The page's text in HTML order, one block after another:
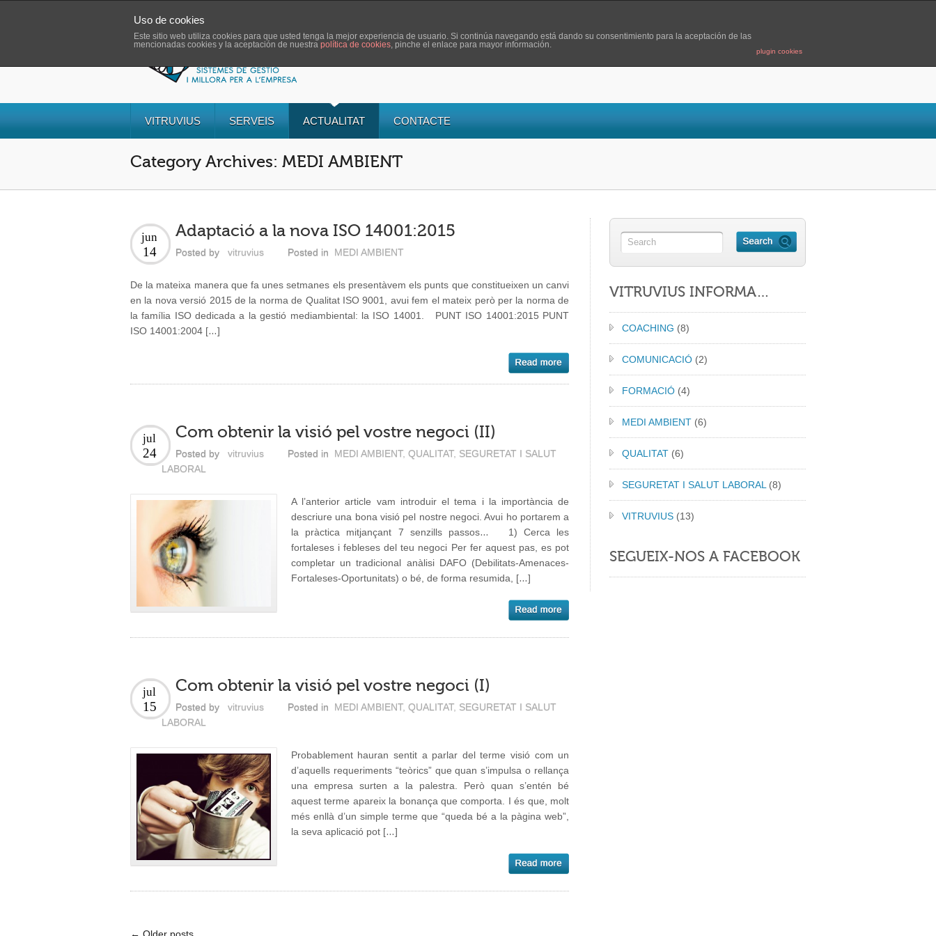
VITRUVIUS SERVEIS ACTUALITAT CONTACTE
Category Archives: MEDI AMBIENT
Adaptació a la nova ISO 14001:2015
jun
14 Posted by vitruvius Posted in MEDI AMBIENT
De la mateixa manera que fa unes setmanes els presentàvem els punts que constitueixen un canvi
en la nova versió 2015 de la norma de Qualitat ISO 9001, avui fem el mateix però per la norma de
la família ISO dedicada a la gestió mediambiental: la ISO 14001. PUNT ISO 14001:2015 PUNT
ISO 14001:2004 […]
Com obtenir la visió pel vostre negoci (II)
jul
24 Posted by vitruvius Posted in MEDI AMBIENT, QUALITAT, SEGURETAT I SALUT
LABORAL
A l’anterior article vam introduir el tema i la importància de
descriure una bona visió pel nostre negoci. Avui ho portarem a
la pràctica mitjançant 7 senzills passos… 1) Cerca les
fortaleses i febleses del teu negoci Per fer aquest pas, es pot
completar un tradicional anàlisi DAFO (Debilitats-Amenaces-
Fortaleses-Oportunitats) o bé, de forma resumida, […]
Com obtenir la visió pel vostre negoci (I)
jul
15 Posted by vitruvius Posted in MEDI AMBIENT, QUALITAT, SEGURETAT I SALUT
LABORAL
Probablement hauran sentit a parlar del terme visió com un
d’aquells requeriments “teòrics” que quan s’impulsa o rellança
una empresa surten a la palestra. Però quan s’entén bé
aquest terme apareix la bonança que comporta. I és que, molt
més enllà d’un simple terme que “queda bé a la pàgina web”,
la seva aplicació pot […]
← Older posts
VITRUVIUS INFORMA…
COACHING (8)
COMUNICACIÓ(2)
FORMACIÓ(4)
MEDI AMBIENT(6)
QUALITAT(6)
SEGURETAT I SALUT LABORAL (8)
VITRUVIUS(13)
SEGUEIX-NOS A FACEBOOK
Uso de cookies
Este sitio web utiliza cookies para que usted tenga la mejor experiencia de usuario. Si continúa navegando está dando su consentimiento para la aceptación de las
mencionadas cookies y la aceptación de nuestra política de cookies, pinche el enlace para mayor información.
plugin cookies